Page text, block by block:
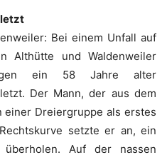
Bei einem Unfall auf
Althütte und Waldenweiler
ein 58 Jahre alter
Der Mann, der aus dem
einer Dreiergruppe als erstes
setzte er an, ein
Auf der nassen